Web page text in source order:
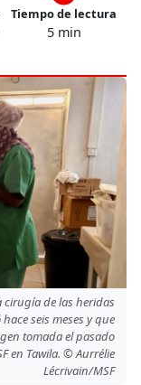
Tiempo de lectura
5 min
cirugía de las heridas
seis meses y que
tomada el pasado
en Tawila. © Aurrélie
Lécrivain/MSF